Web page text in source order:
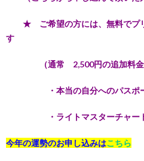
★ ご希望の方には、無料でプリ
す
（通常 2,500円の追加料金が
・本当の自分へのパスポ
・ライトマスターチャー
今年の運勢のお申し込みはこちら